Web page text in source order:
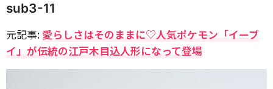
sub3-11
元記事: 愛らしさはそのままに♡人気ポケモン「イーブ
イ」が伝統の江戸木目込人形になって登場